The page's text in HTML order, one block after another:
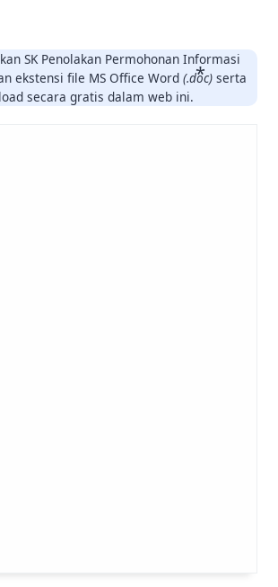
SK Penolakan Permohonan Informasi
ekstensi file MS Office Word (.doc) serta
secara gratis dalam web ini.